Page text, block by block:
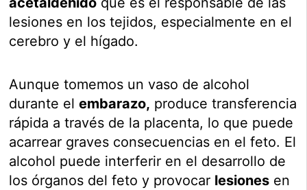
lesiones en los tejidos, especialmente en el
cerebro y el hígado.
Aunque tomemos un vaso de alcohol
durante elembarazo, produce transferencia
rápida a través de la placenta, lo que puede
acarrear graves consecuencias en el feto. El
alcohol puede interferir en el desarrollo de
los órganos del feto y provocar lesiones en